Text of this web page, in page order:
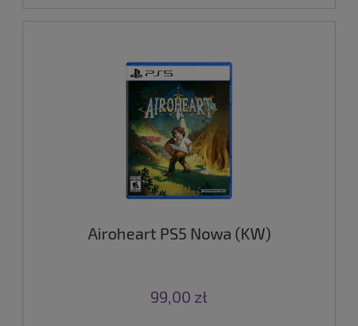
Airoheart PS5 Nowa (KW)
99,00 zł